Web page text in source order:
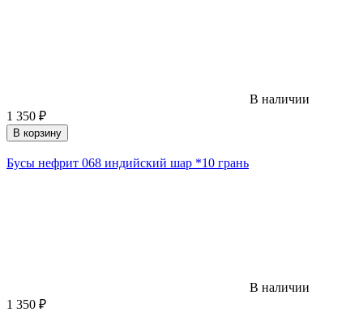
В наличии
1 350 ₽
В корзину
Бусы нефрит 068 индийский шар *10 грань
В наличии
1 350 ₽